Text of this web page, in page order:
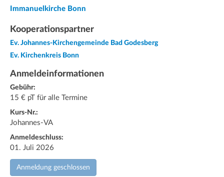
Immanuelkirche Bonn
Kooperationspartner
Ev. Johannes-Kirchengemeinde Bad Godesberg
Ev. Kirchenkreis Bonn
Anmeldeinformationen
Gebühr:
15 € pT für alle Termine
Kurs-Nr.:
Johannes-VA
Anmeldeschluss:
01. Juli 2026
Anmeldung geschlossen